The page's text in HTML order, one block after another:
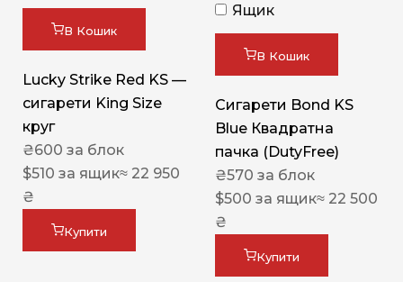
В Кошик
Lucky Strike Red KS —
сигарети King Size
круг
₴600 за блок
$510 за ящик≈ 22 950
₴
Купити
Ящик
В Кошик
Сигарети Bond KS
Blue Квадратна
пачка (DutyFree)
₴570 за блок
$500 за ящик≈ 22 500
₴
Купити